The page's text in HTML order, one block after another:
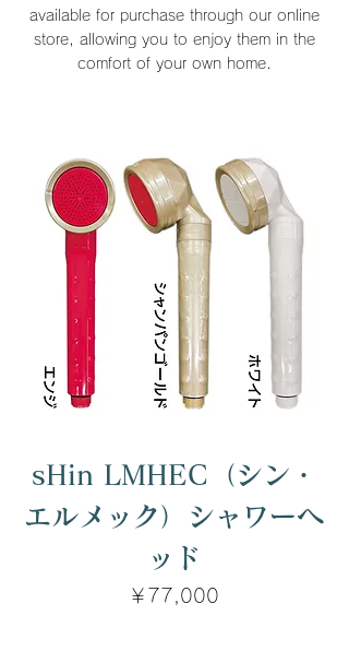
available for purchase through our online
store, allowing you to enjoy them in the
comfort of your own home.
sHin LMHEC（シン・
エルメック）シャワーヘ
ッド
価格
￥77,000